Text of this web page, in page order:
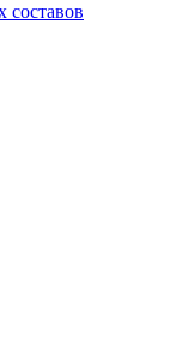
составов